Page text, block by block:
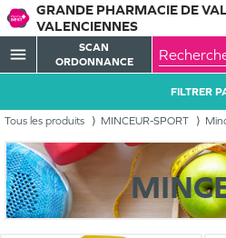
GRANDE PHARMACIE DE
VALENCIENNES
menu
SCAN
ORDONNANCE
Tous les produits MINCEUR-SPORT
FILTRER